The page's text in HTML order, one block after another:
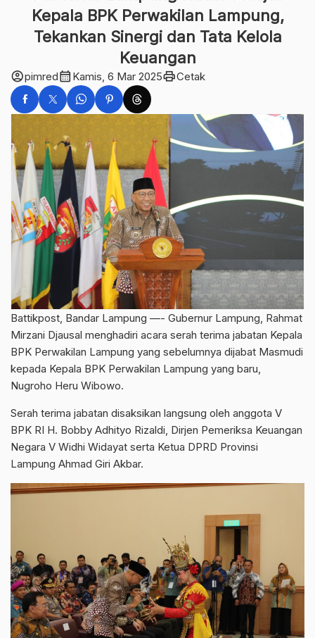
Kepala BPK Perwakilan Lampung,
Tekankan Sinergi dan Tata Kelola
Keuangan
account_circlepimredcalendar_month Kamis, 6 Mar 2025printCetak
Battikpost, Bandar Lampung —- Gubernur Lampung, Rahmat
Mirzani Djausal menghadiri acara serah terima jabatan Kepala
BPK Perwakilan Lampung yang sebelumnya dijabat Masmudi
kepada Kepala BPK Perwakilan Lampung yang baru,
Nugroho Heru Wibowo.
Serah terima jabatan disaksikan langsung oleh anggota V
BPK RI H. Bobby Adhityo Rizaldi, Dirjen Pemeriksa Keuangan
Negara V Widhi Widayat serta Ketua DPRD Provinsi
Lampung Ahmad Giri Akbar.